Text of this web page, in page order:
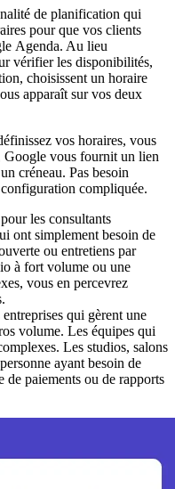
de planification qui
pour que vos clients
Agenda. Au lieu
vérifier les disponibilités,
choisissent un horaire
apparaît sur vos deux
vos horaires, vous
Google vous fournit un lien
créneau. Pas besoin
compliquée.
les consultants
ont simplement besoin de
ou entretiens par
à fort volume ou une
vous en percevrez
entreprises qui gèrent une
volume. Les équipes qui
Les studios, salons
ayant besoin de
de paiements ou de rapports